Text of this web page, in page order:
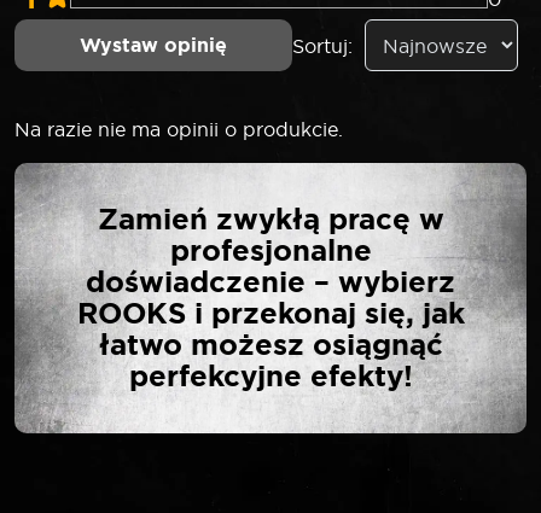
Wystaw opinię Sortuj:
Na razie nie ma opinii o produkcie.
NAPISZ PIERWSZĄ
OPINIĘ O „ROOKS
TULEJKA GWINTOWANA
ROZPRĘŻNA DO ŚWIEC
ŻAROWYCH M10 X 1”
Twój adres email nie zostanie opublikowany.
Zamień zwykłą pracę w
profesjonalne
doświadczenie – wybierz
ROOKS i przekonaj się, jak
łatwo możesz osiągnąć
perfekcyjne efekty!